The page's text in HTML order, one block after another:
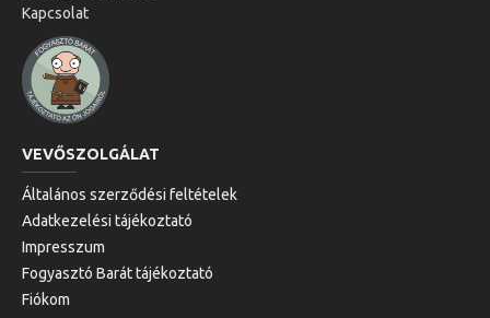
Kapcsolat
VEVŐSZOLGÁLAT
Általános szerződési feltételek
Adatkezelési tájékoztató
Impresszum
Fogyasztó Barát tájékoztató
Fiókom